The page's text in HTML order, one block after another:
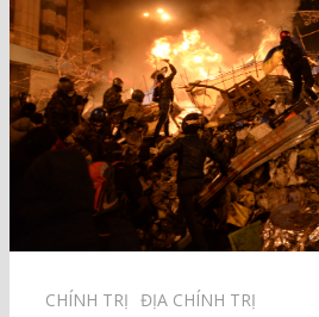
CHÍNH TRỊ⠀ ĐỊA CHÍNH TRỊ⠀